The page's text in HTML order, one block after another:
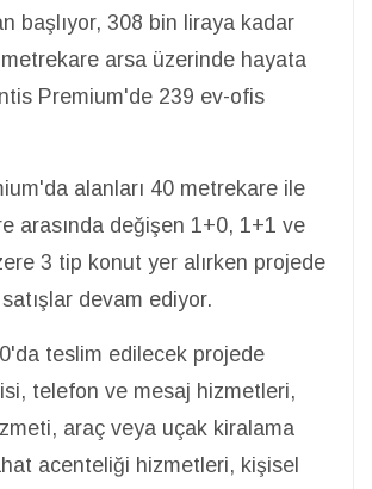
başlıyor, 308 bin liraya kadar
metrekare arsa üzerinde hayata
Premium'de 239 ev-ofis
alanları 40 metrekare ile
arasında değişen 1+0, 1+1 ve
3 tip konut yer alırken projede
devam ediyor.
teslim edilecek projede
telefon ve mesaj hizmetleri,
araç veya uçak kiralama
acenteliği hizmetleri, kişisel